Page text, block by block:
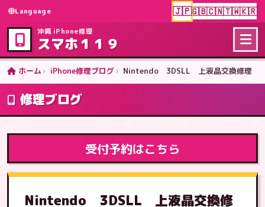
Language 🇯🇵🇬🇧🇨🇳🇹🇼🇰🇷
沖縄 iPhone修理
スマホ１１９
ホーム iPhone修理ブログ Nintendo 3DSLL 上液晶交換修理
修理ブログ
受付予約はこちら
Nintendo 3DSLL 上液晶交換修